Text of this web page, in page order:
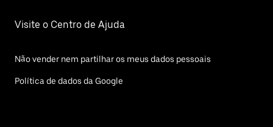
Visite o Centro de Ajuda
Não vender nem partilhar os meus dados pessoais
Política de dados da Google